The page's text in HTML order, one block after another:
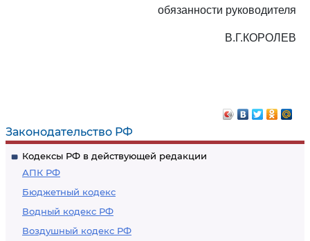
Законодательство РФ
Кодексы РФ в действующей редакции
АПК РФ
Бюджетный кодекс
Водный кодекс РФ
Воздушный кодекс РФ
обязанности руководителя
В.Г.КОРОЛЕВ